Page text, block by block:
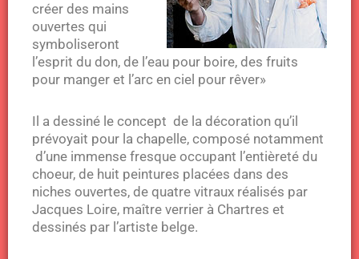
créer des mains
ouvertes qui
symboliseront
l’esprit du don, de l’eau pour boire, des fruits
pour manger et l’arc en ciel pour rêver»
Il a dessiné le concept de la décoration qu’il
prévoyait pour la chapelle, composé notamment
d’une immense fresque occupant l’entièreté du
choeur, de huit peintures placées dans des
niches ouvertes, de quatre vitraux réalisés par
Jacques Loire, maître verrier à Chartres et
dessinés par l’artiste belge.